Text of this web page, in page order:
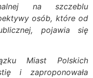
na szczeblu
osób, które od
pojawia się
Miast Polskich
i zaproponowała